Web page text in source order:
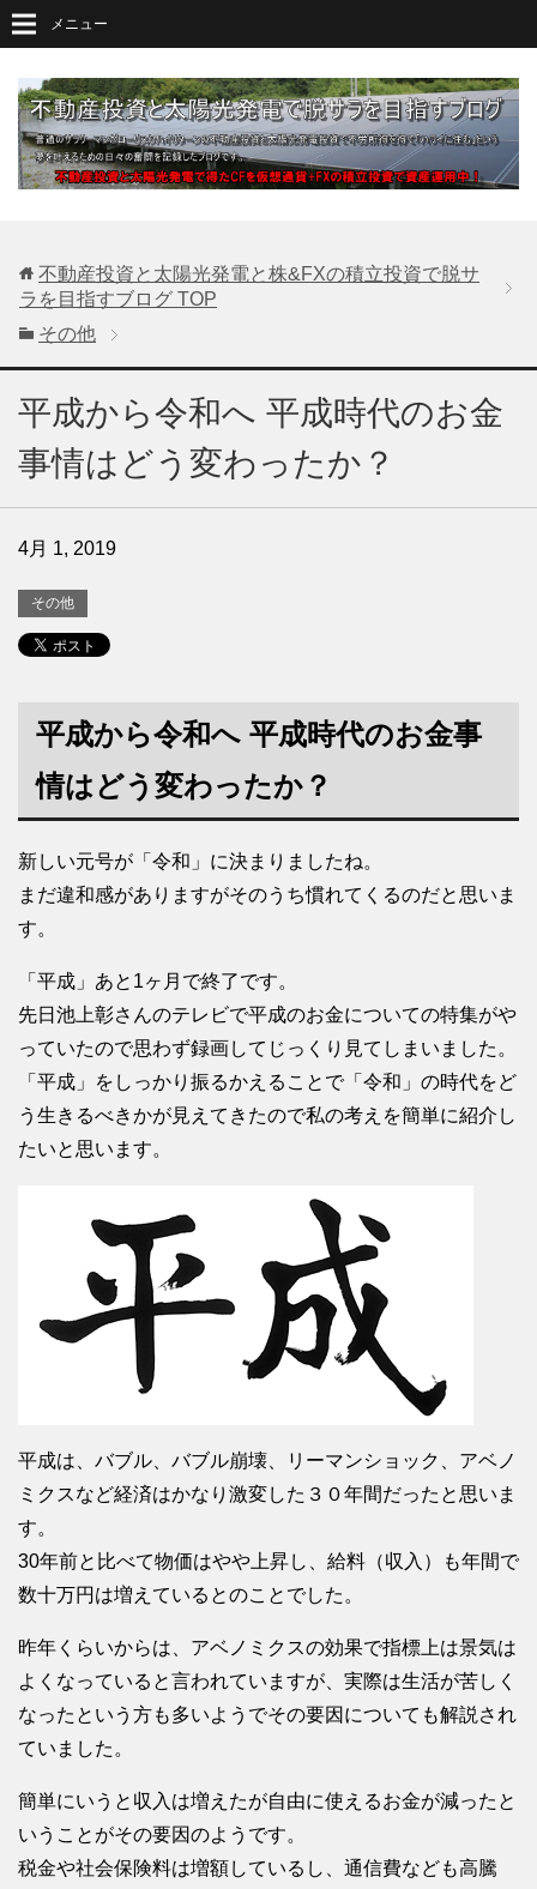
メニュー
不動産投資と太陽光発電と株&FXの積立投資で脱サ
ラを目指すブログ TOP
その他
平成から令和へ 平成時代のお金
事情はどう変わったか？
4月 1, 2019
その他
平成から令和へ 平成時代のお金事
情はどう変わったか？
新しい元号が「令和」に決まりましたね。
まだ違和感がありますがそのうち慣れてくるのだと思いま
す。
「平成」あと1ヶ月で終了です。
先日池上彰さんのテレビで平成のお金についての特集がや
っていたので思わず録画してじっくり見てしまいました。
「平成」をしっかり振るかえることで「令和」の時代をど
う生きるべきかが見えてきたので私の考えを簡単に紹介し
たいと思います。
平成は、バブル、バブル崩壊、リーマンショック、アベノ
ミクスなど経済はかなり激変した３０年間だったと思いま
す。
30年前と比べて物価はやや上昇し、給料（収入）も年間で
数十万円は増えているとのことでした。
昨年くらいからは、アベノミクスの効果で指標上は景気は
よくなっていると言われていますが、実際は生活が苦しく
なったという方も多いようでその要因についても解説され
ていました。
簡単にいうと収入は増えたが自由に使えるお金が減ったと
いうことがその要因のようです。
税金や社会保険料は増額しているし、通信費なども高騰